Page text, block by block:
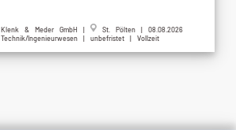
Klenk & Meder GmbH |
St. Pölten | 08.08.2026
Technik/Ingenieurwesen | unbefristet | Vollzeit